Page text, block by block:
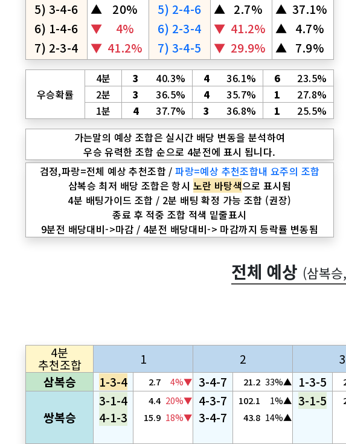
5) 3-4-6
6) 1-4-6
7) 2-3-4
▲
20%
▼
4%
▼ 41.2%
5) 2-4-6
6) 2-3-4
7) 3-4-5
▲ 2.7%
▼ 41.2%
▼ 29.9%
▲ 37.1%
▲ 4.7%
▲ 7.9%
우승확률
4분 3 40.3% 4 36.1% 6
23.5%
2분
3 36.5% 4 35.7% 1
27.8%
1분
4 37.7% 3 36.8% 1
25.5%
가는말의 예상 조합은 실시간 배당 변동을 분석하여
우승 유력한 조합 순으로 4분전에 표시 됩니다.
검정,파랑=전체 예상 추천조합 /파랑=예상 추천조합내 요주의 조합
삼복승 최저 배당 조합은 항시 노란 바탕색으로 표시됨
4분 배팅가이드 조합 / 2분 배팅 확정 가능 조합 (권장)
종료 후 적중 조합 적색 밑줄표시
9분전 배당대비->마감 / 4분전 배당대비-> 마감까지 등락률 변동됨
전체 예상 (삼복
4분
추천조합 1 2 3
삼복승
1-3-4 2.7 4%▼ 3-4-7 21.2 33%▲ 1-3-5
쌍복승
3-1-4
4-1-3
4.4 20%▼
15.9 18%▼
4-3-7
3-4-7
102.1
1%▲
43.8 14%▲
3-1-5